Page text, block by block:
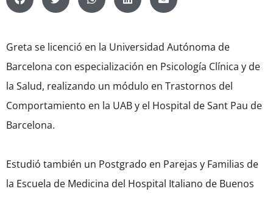
Greta se licenció en la Universidad Autónoma de
Barcelona con especialización en Psicología Clínica y de
la Salud, realizando un módulo en Trastornos del
Comportamiento en la UAB y el Hospital de Sant Pau de
Barcelona.
Estudió también un Postgrado en Parejas y Familias de
la Escuela de Medicina del Hospital Italiano de Buenos